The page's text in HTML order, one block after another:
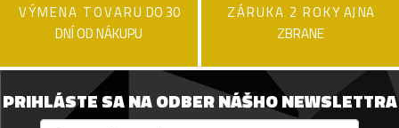
VÝMENA TOVARU DO 30
DNÍ OD NÁKUPU
ZÁRUKA 2 ROKY AJ NA
ZBRANE
PRIHLÁSTE SA NA ODBER NÁŠHO NEWSLETTRA